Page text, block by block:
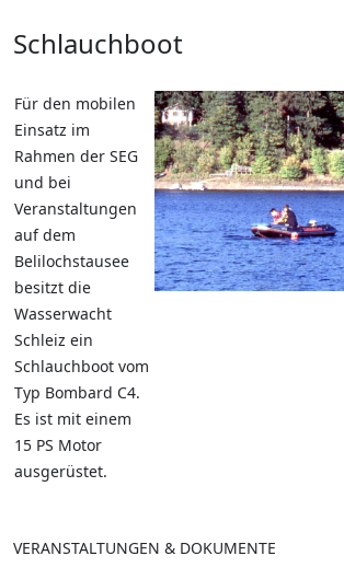
Schlauchboot
Für den mobilen
Einsatz im
Rahmen der SEG
und bei
Veranstaltungen
auf dem
Belilochstausee
besitzt die
Wasserwacht
Schleiz ein
Schlauchboot vom
Typ Bombard C4.
Es ist mit einem
15 PS Motor
ausgerüstet.
VERANSTALTUNGEN & DOKUMENTE